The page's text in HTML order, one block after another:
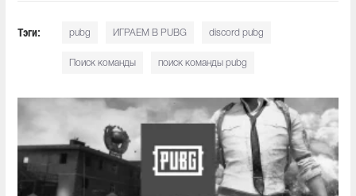
Тэги: pubg ИГРАЕМ В PUBG discord pubg
Поиск команды поиск команды pubg